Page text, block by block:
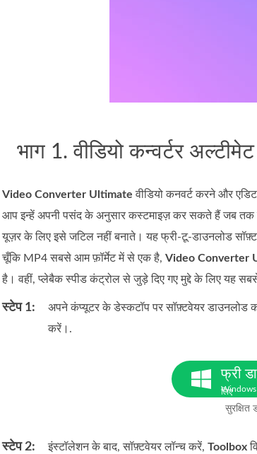
भाग 1. वीडियो कन्वर्टर
Video Converter Ultimate वीडियो कनवर्ट करने और
आप इन्हें अपनी पसंद के अनुसार कस्टमाइज़ कर सकते हैं जब तक
यूज़र के लिए इसे जटिल नहीं बनाते। यह फ्री‑टू‑डाउनलोड
चूँकि MP4 सबसे आम फ़ॉर्मेट में से एक है, Video Converter
है। वहीं, प्लेबैक स्पीड कंट्रोल से जुड़े दिए गए मुद्दे के लिए यह
स्टेप 1: अपने कंप्यूटर के डेस्कटॉप पर सॉफ़्टवेयर डाउनलोड
करें।.
फ्री
Windows
लिए
सुरक्षित
स्टेप 2: इंस्टॉलेशन के बाद, सॉफ़्टवेयर लॉन्च करें, Toolbox